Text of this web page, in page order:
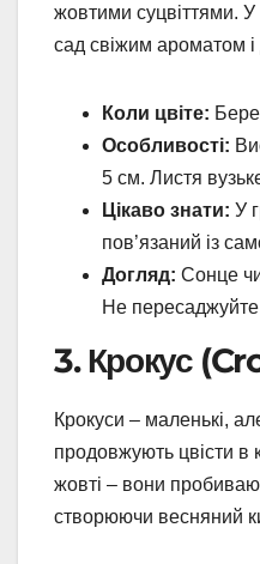
жовтими суцвіттями.
сад свіжим ароматом і
Коли цвіте:
Особливості:
5 см. Листя
Цікаво знати: У
пов’язаний із
Догляд: Сонце чи
Не пересаджуйте
3. Крокус
Крокуси – маленькі,
продовжують цвісти в
жовті – вони
створюючи весняний